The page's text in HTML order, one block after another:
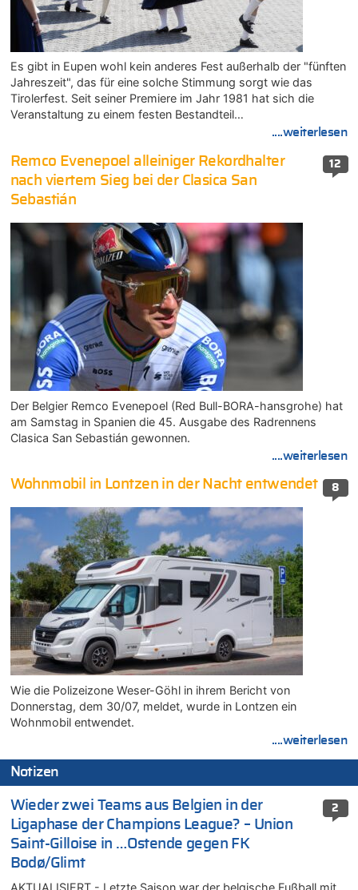
Es gibt in Eupen wohl kein anderes Fest außerhalb der "fünften
Jahreszeit", das für eine solche Stimmung sorgt wie das
Tirolerfest. Seit seiner Premiere im Jahr 1981 hat sich die
Veranstaltung zu einem festen Bestandteil…
....weiterlesen
12
Remco Evenepoel alleiniger Rekordhalter
nach viertem Sieg bei der Clasica San
Sebastián
Der Belgier Remco Evenepoel (Red Bull-BORA-hansgrohe) hat
am Samstag in Spanien die 45. Ausgabe des Radrennens
Clasica San Sebastián gewonnen.
....weiterlesen
8
Wohnmobil in Lontzen in der Nacht entwendet
Wie die Polizeizone Weser-Göhl in ihrem Bericht von
Donnerstag, dem 30/07, meldet, wurde in Lontzen ein
Wohnmobil entwendet.
....weiterlesen
Notizen
2
Wieder zwei Teams aus Belgien in der
Ligaphase der Champions League? – Union
Saint-Gilloise in …Ostende gegen FK
Bodø/Glimt
AKTUALISIERT - Letzte Saison war der belgische Fußball mit